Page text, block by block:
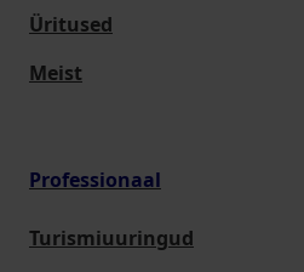
Üritused
Meist
Professionaal
Turismiuuringud